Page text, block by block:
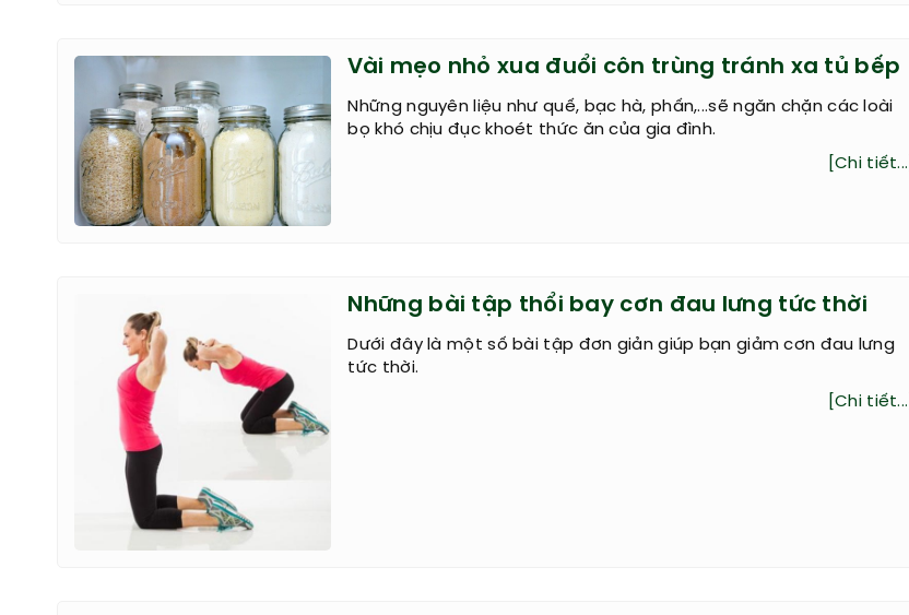
Vài mẹo nhỏ xua đuổi côn trùng tránh xa tủ bếp
Những nguyên liệu như quế, bạc hà, phấn,...sẽ ngăn chặn các loài
bọ khó chịu đục khoét thức ăn của gia đình.
[Chi tiết...]
Những bài tập thổi bay cơn đau lưng tức thời
Dưới đây là một số bài tập đơn giản giúp bạn giảm cơn đau lưng
tức thời.
[Chi tiết...]